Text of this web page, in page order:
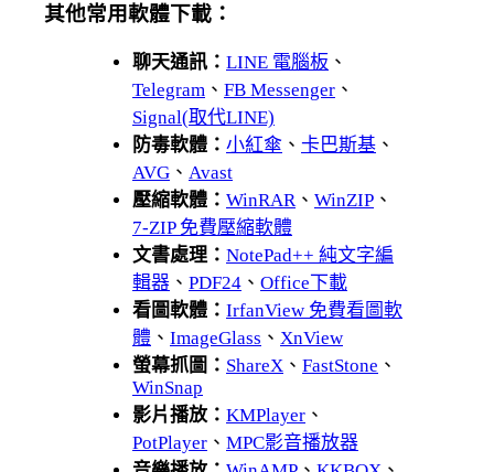
其他常用軟體下載：
聊天通訊： LINE 電腦板 、
Telegram 、 FB Messenger 、
Signal(取代LINE)
防毒軟體： 小紅傘 、 卡巴斯基 、
AVG 、 Avast
壓縮軟體： WinRAR、 WinZIP 、
7-ZIP 免費壓縮軟體
文書處理： NotePad++ 純文字編
輯器 、 PDF24 、 Office下載
看圖軟體： IrfanView 免費看圖軟
體 、 ImageGlass 、 XnView
螢幕抓圖： ShareX 、 FastStone 、
WinSnap
影片播放： KMPlayer 、
PotPlayer 、 MPC影音播放器